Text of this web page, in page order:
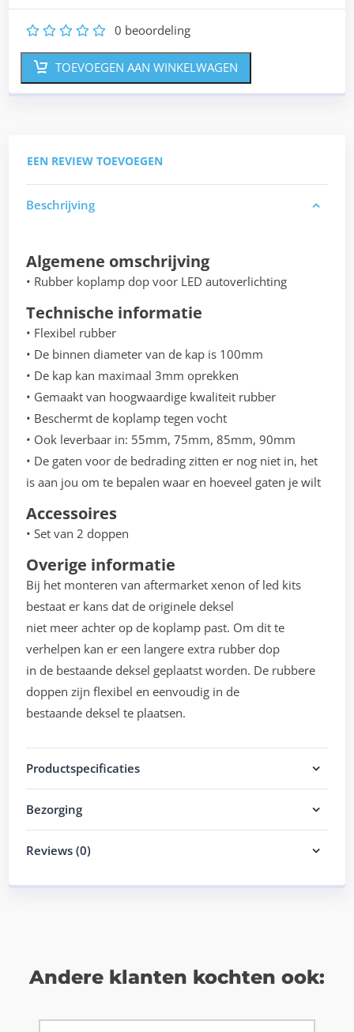
5
4
3
2 0 beoordeling
TOEVOEGEN AAN WINKELWAGEN
EEN REVIEW TOEVOEGEN
Beschrijving
Algemene omschrijving
• Rubber koplamp dop voor LED autoverlichting
Technische informatie
• Flexibel rubber
• De binnen diameter van de kap is 100mm
• De kap kan maximaal 3mm oprekken
• Gemaakt van hoogwaardige kwaliteit rubber
• Beschermt de koplamp tegen vocht
• Ook leverbaar in: 55mm, 75mm, 85mm, 90mm
• De gaten voor de bedrading zitten er nog niet in, het
is aan jou om te bepalen waar en hoeveel gaten je wilt
Accessoires
• Set van 2 doppen
Overige informatie
Bij het monteren van aftermarket xenon of led kits
bestaat er kans dat de originele deksel
niet meer achter op de koplamp past. Om dit te
verhelpen kan er een langere extra rubber dop
in de bestaande deksel geplaatst worden. De rubbere
doppen zijn flexibel en eenvoudig in de
bestaande deksel te plaatsen.
Productspecificaties
Bezorging
Reviews (0)
Andere klanten kochten ook: